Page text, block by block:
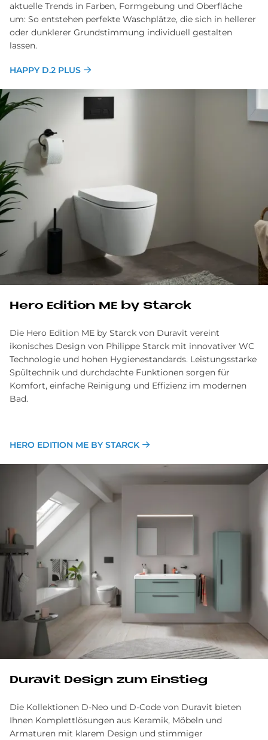
aktuelle Trends in Farben, Formgebung und Oberfläche
um: So entstehen perfekte Waschplätze, die sich in hellerer
oder dunklerer Grundstimmung individuell gestalten
lassen.
HAPPY D.2 PLUS
Hero Edi­ti­on ME by Star­ck
Die Hero Edition ME by Starck von Duravit vereint
ikonisches Design von Philippe Starck mit innovativer WC
Technologie und hohen Hygienestandards. Leistungsstarke
Spültechnik und durchdachte Funktionen sorgen für
Komfort, einfache Reinigung und Effizienz im modernen
Bad.
HERO EDITION ME BY STARCK
Du­ra­vit De­sign zum Ein­stieg
Die Kollektionen D-Neo und D-Code von Duravit bieten
Ihnen Komplettlösungen aus Keramik, Möbeln und
Armaturen mit klarem Design und stimmiger